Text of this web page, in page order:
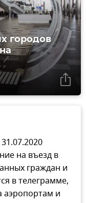
городов
на въезд в
граждан и
в телеграмме,
аэропортам и